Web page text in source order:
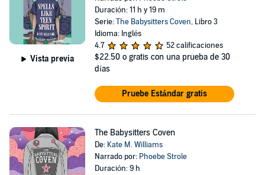
Vista previa
Duración: 11 h y 19 m
Serie:The Babysitters Coven, Libro 3
Idioma: Inglés
4.7
52 calificaciones
$22.50 o gratis con una prueba de 30
días
Pruebe Estándar gratis
The Babysitters Coven
De: Kate M. Williams
Narrado por: Phoebe Strole
Duración: 9 h